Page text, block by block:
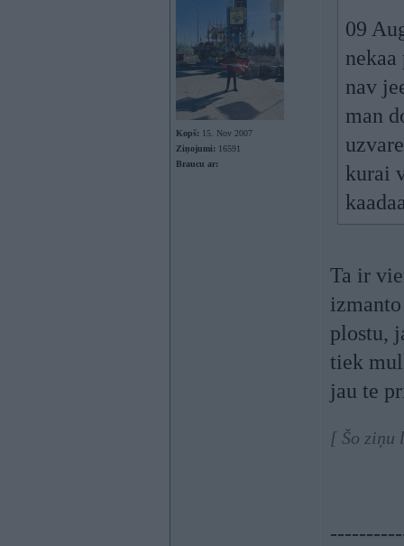
Kopš: 15. Nov 2007
Ziņojumi: 16591
Braucu ar:
09
nav
man
kurai
Ta ir
plostu,
tiek
jau te
[ Šo ziņu